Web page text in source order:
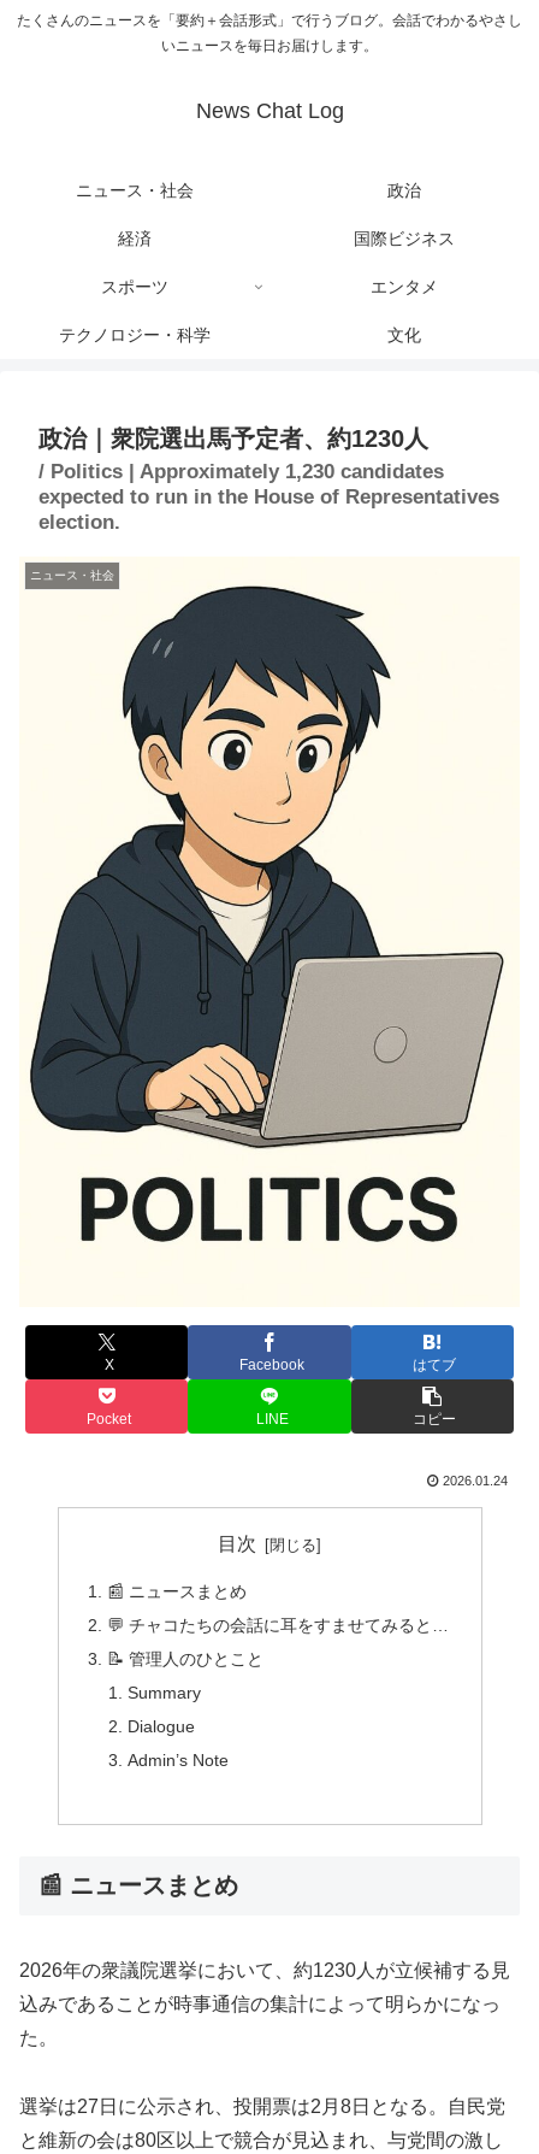
たくさんのニュースを「要約＋会話形式」で行うブログ。会話でわかるやさし
いニュースを毎日お届けします。
News Chat Log
ニュース・社会 政治
経済 国際ビジネス
スポーツ エンタメ
テクノロジー・科学 文化
政治｜衆院選出馬予定者、約1230人
/ Politics | Approximately 1,230 candidates
expected to run in the House of Representatives
election.
ニュース・社会
X Facebook はてブ
Pocket LINE コピー
2026.01.24
目次
📰 ニュースまとめ
💬 チャコたちの会話に耳をすませてみると…
📝 管理人のひとこと
Summary
Dialogue
Admin’s Note
📰 ニュースまとめ
2026年の衆議院選挙において、約1230人が立候補する見
込みであることが時事通信の集計によって明らかになっ
た。
選挙は27日に公示され、投開票は2月8日となる。自民党
と維新の会は80区以上で競合が見込まれ、与党間の激し